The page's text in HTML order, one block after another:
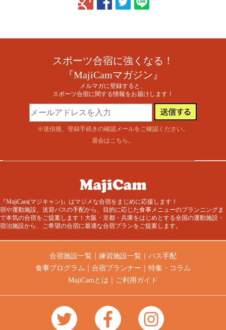
スポーツ合宿に強くなる！
『MajiCamマガジン』
メルマガに登録すると、
スポーツ合宿に関する情報をお届けします！
※送信後、登録手続きの確認メールをご確認ください。
退会はこちら 。
『MajiCam(マジキャン)』はマジメな合宿をまじめに応援します！
宿や運動施設、送迎バスの手配から、目的に応じた食事メニューのプランニングま
で本気の合宿をご提案します！大阪・京都・兵庫をはじめとする全国の運動施設・
宿泊施設から、ご希望の合宿に最適な合宿プランをご提案します。
合宿施設一覧 ｜ 練習施設一覧 ｜ バス手配
食事プログラム ｜ 合宿プランナー ｜ 特集・コラム
MajiCamとは ｜ ご利用ガイド